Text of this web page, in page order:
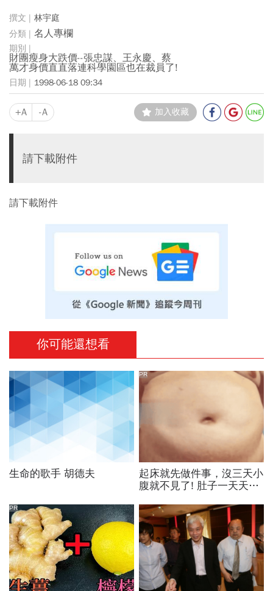
林宇庭
名人專欄
財團瘦身大跌價--張忠謀、王永慶、蔡
萬才身價直直落連科學園區也在裁員了!
1998-06-18 09:34
+A -A 加入收藏
請下載附件
請下載附件
你可能還想看
生命的歌手 胡德夫
起床就先做件事，沒三天小
腹就不見了! 肚子一天天變
PR
PR